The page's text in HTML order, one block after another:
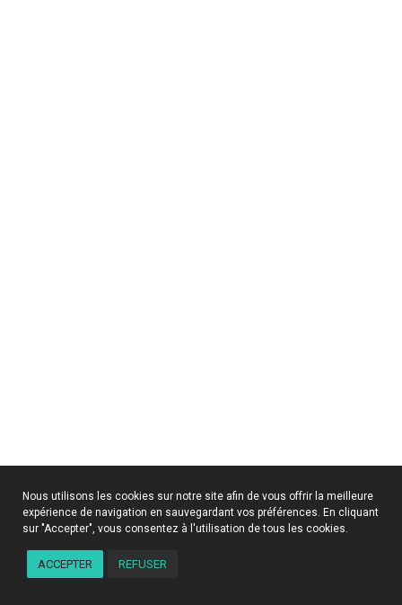
Nous utilisons les cookies sur notre site afin de vous offrir la meilleure
expérience de navigation en sauvegardant vos préférences. En cliquant
sur "Accepter", vous consentez à l'utilisation de tous les cookies.
ACCEPTER REFUSER